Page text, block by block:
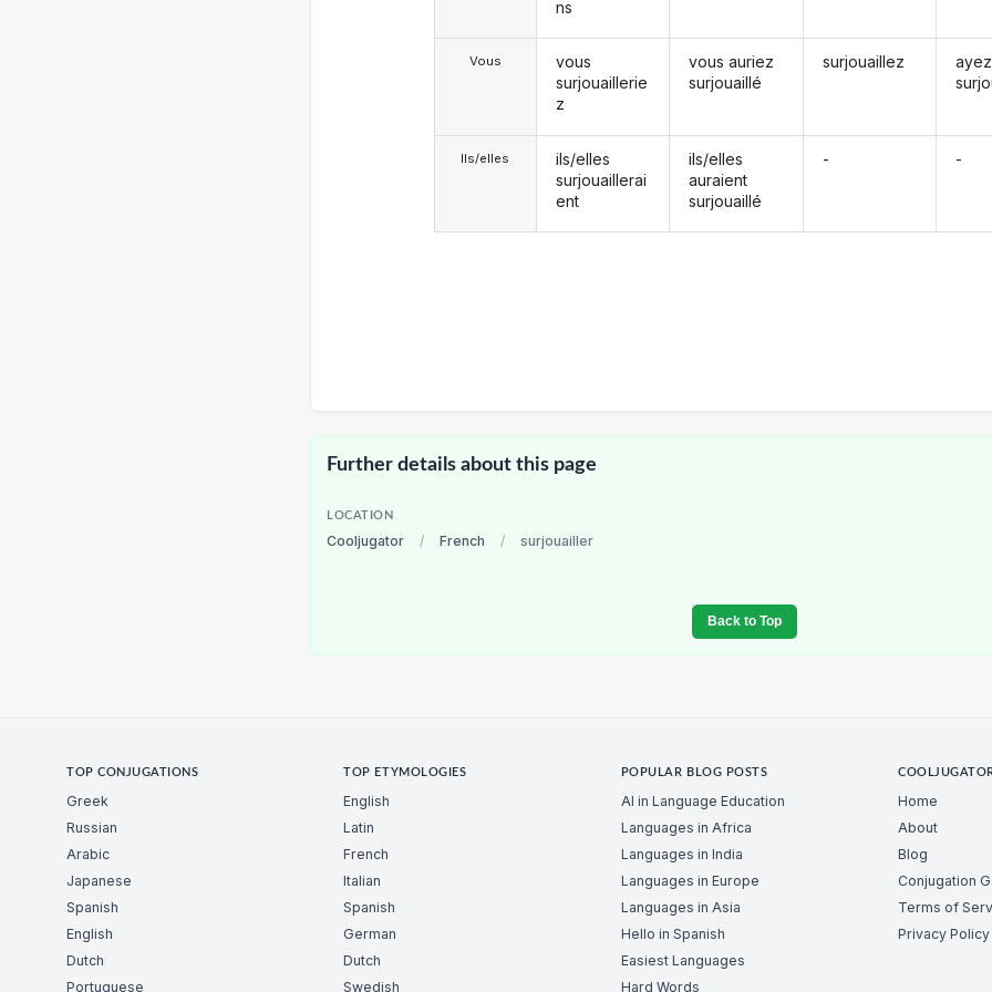
Vous
Ils/elles
ns
vous
surjouaillerie
z
ils/elles
surjouaillerai
ent
vous auriez
surjouaillé
ils/elles
auraient
surjouaillé
surjouaillez
-
ayez
-
Further details about this page
LOCATION
Cooljugator / French / surjouailler
Back to Top
TOP CONJUGATIONS
Greek
Russian
Arabic
Japanese
Spanish
English
Dutch
Portuguese
TOP ETYMOLOGIES
English
Latin
French
Italian
Spanish
German
Dutch
Swedish
POPULAR BLOG POSTS
AI in Language Education
Languages in Africa
Languages in India
Languages in Europe
Languages in Asia
Hello in Spanish
Easiest Languages
Hard Words
Home
About
Blog
Conjugation
Terms of
Privacy Policy